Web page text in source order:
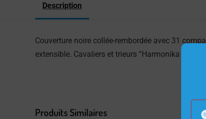
Description
Couverture noire collée-rembordée avec 31
extensible. Cavaliers et trieurs “Harmonika
Produits Similaires 0